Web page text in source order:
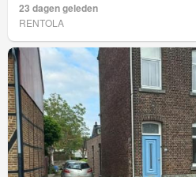
23 dagen geleden
RENTOLA